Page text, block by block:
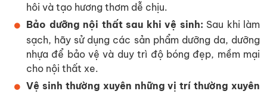
hôi và tạo hương thơm dễ chịu.
Bảo dưỡng nội thất sau khi vệ sinh: Sau khi làm
sạch, hãy sử dụng các sản phẩm dưỡng da, dưỡng
nhựa để bảo vệ và duy trì độ bóng đẹp, mềm mại
cho nội thất xe.
Vệ sinh thường xuyên những vị trí thường xuyên